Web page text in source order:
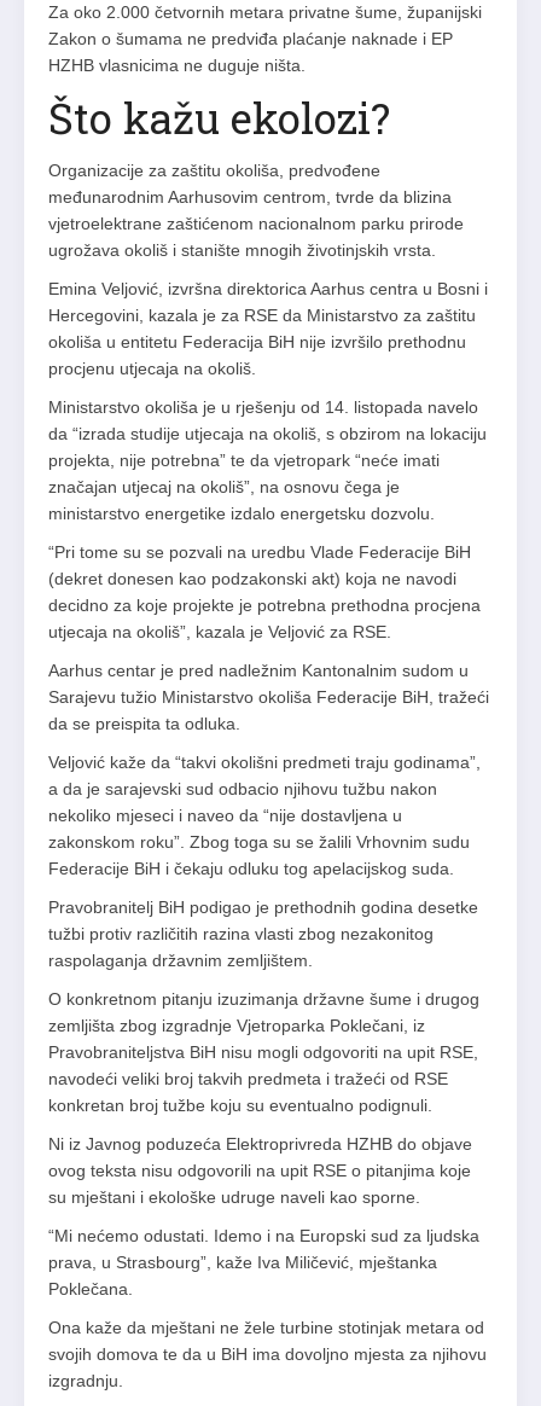
Za oko 2.000 četvornih metara privatne šume, županijski
Zakon o šumama ne predviđa plaćanje naknade i EP
HZHB vlasnicima ne duguje ništa.
Što kažu ekolozi?
Organizacije za zaštitu okoliša, predvođene
međunarodnim Aarhusovim centrom, tvrde da blizina
vjetroelektrane zaštićenom nacionalnom parku prirode
ugrožava okoliš i stanište mnogih životinjskih vrsta.
Emina Veljović, izvršna direktorica Aarhus centra u Bosni i
Hercegovini, kazala je za RSE da Ministarstvo za zaštitu
okoliša u entitetu Federacija BiH nije izvršilo prethodnu
procjenu utjecaja na okoliš.
Ministarstvo okoliša je u rješenju od 14. listopada navelo
da “izrada studije utjecaja na okoliš, s obzirom na lokaciju
projekta, nije potrebna” te da vjetropark “neće imati
značajan utjecaj na okoliš”, na osnovu čega je
ministarstvo energetike izdalo energetsku dozvolu.
“Pri tome su se pozvali na uredbu Vlade Federacije BiH
(dekret donesen kao podzakonski akt) koja ne navodi
decidno za koje projekte je potrebna prethodna procjena
utjecaja na okoliš”, kazala je Veljović za RSE.
Aarhus centar je pred nadležnim Kantonalnim sudom u
Sarajevu tužio Ministarstvo okoliša Federacije BiH, tražeći
da se preispita ta odluka.
Veljović kaže da “takvi okolišni predmeti traju godinama”,
a da je sarajevski sud odbacio njihovu tužbu nakon
nekoliko mjeseci i naveo da “nije dostavljena u
zakonskom roku”. Zbog toga su se žalili Vrhovnim sudu
Federacije BiH i čekaju odluku tog apelacijskog suda.
Pravobranitelj BiH podigao je prethodnih godina desetke
tužbi protiv različitih razina vlasti zbog nezakonitog
raspolaganja državnim zemljištem.
O konkretnom pitanju izuzimanja državne šume i drugog
zemljišta zbog izgradnje Vjetroparka Poklečani, iz
Pravobraniteljstva BiH nisu mogli odgovoriti na upit RSE,
navodeći veliki broj takvih predmeta i tražeći od RSE
konkretan broj tužbe koju su eventualno podignuli.
Ni iz Javnog poduzeća Elektroprivreda HZHB do objave
ovog teksta nisu odgovorili na upit RSE o pitanjima koje
su mještani i ekološke udruge naveli kao sporne.
“Mi nećemo odustati. Idemo i na Europski sud za ljudska
prava, u Strasbourg”, kaže Iva Miličević, mještanka
Poklečana.
Ona kaže da mještani ne žele turbine stotinjak metara od
svojih domova te da u BiH ima dovoljno mjesta za njihovu
izgradnju.